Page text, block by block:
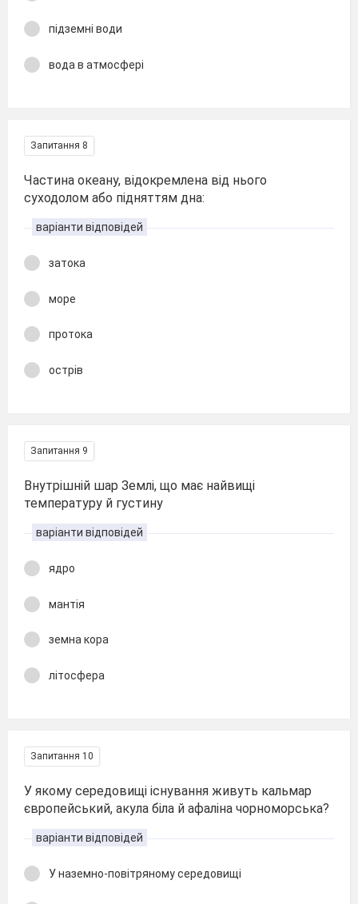
підземні води
вода в атмосфері
Запитання 8
Частина океану, відокремлена від нього
суходолом або підняттям дна:
варіанти відповідей
затока
море
протока
острів
Запитання 9
Внутрішній шар Землі, що має найвищі
температуру й густину
варіанти відповідей
ядро
мантія
земна кора
літосфера
Запитання 10
У якому середовищі існування живуть кальмар
європейський, акула біла й афаліна чорноморська?
варіанти відповідей
У наземно-повітряному середовищі